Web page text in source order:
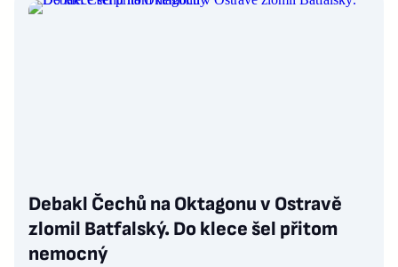
Debakl Čechů na Oktagonu v Ostravě
zlomil Batfalský. Do klece šel přitom
nemocný